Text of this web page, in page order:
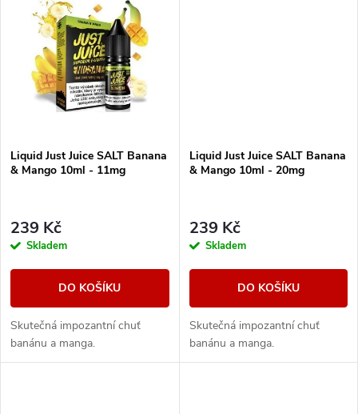
Liquid Just Juice SALT Banana
& Mango 10ml - 11mg
239 Kč
Skladem
DO KOŠÍKU
Skutečná impozantní chuť
banánu a manga.
Liquid Just Juice SALT Banana
& Mango 10ml - 20mg
239 Kč
Skladem
DO KOŠÍKU
Skutečná impozantní chuť
banánu a manga.